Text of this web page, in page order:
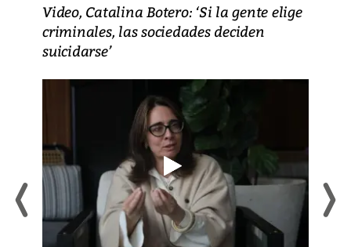
Video, Catalina Botero: ‘Si la gente elige
criminales, las sociedades deciden
suicidarse’